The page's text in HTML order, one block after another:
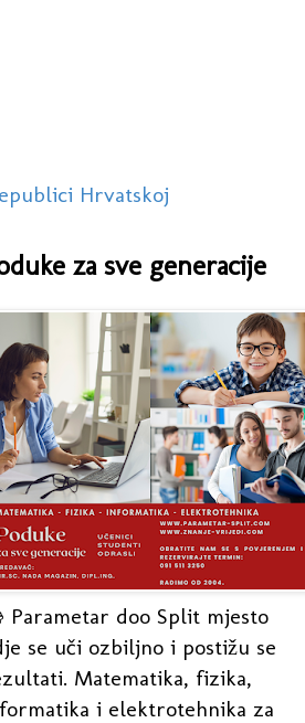
Hrvatskoj
za sve generacije
Parametar doo Split mjesto
se uči ozbiljno i postižu se
Matematika, fizika,
i elektrotehnika za